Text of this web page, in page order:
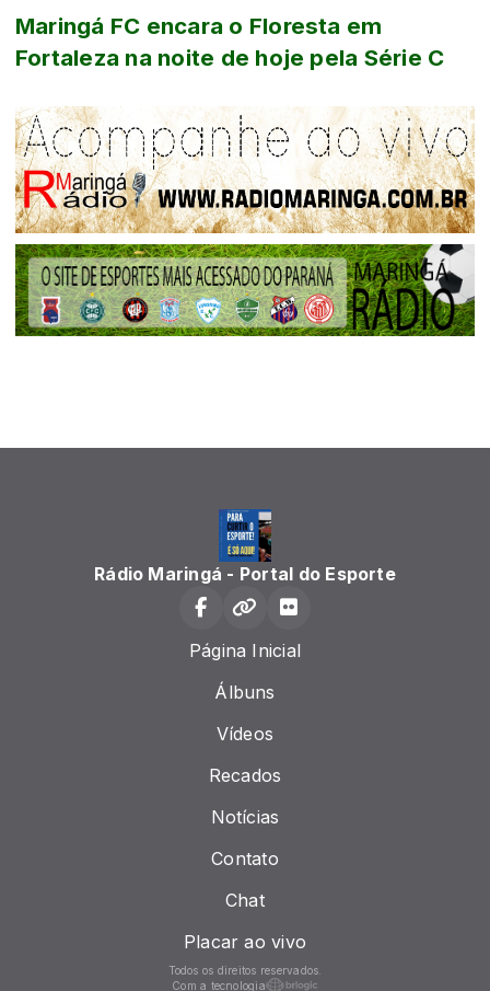
Maringá FC encara o Floresta em
Fortaleza na noite de hoje pela Série C
Rádio Maringá - Portal do Esporte
Página Inicial
Álbuns
Vídeos
Recados
Notícias
Contato
Chat
Placar ao vivo
Todos os direitos reservados.
Com a tecnologia